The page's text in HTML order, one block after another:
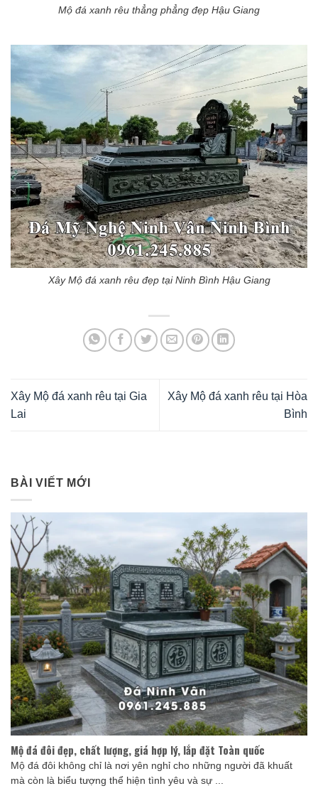
Mộ đá xanh rêu thẳng phẳng đẹp Hậu Giang
Xây Mộ đá xanh rêu đẹp tại Ninh Bình Hậu Giang
Xây Mộ đá xanh rêu tại Gia
Lai
Xây Mộ đá xanh rêu tại Hòa
Bình
BÀI VIẾT MỚI
Mộ đá đôi đẹp, chất lượng, giá hợp lý, lắp đặt Toàn quốc
Mộ đá đôi không chỉ là nơi yên nghỉ cho những người đã khuất
mà còn là biểu tượng thể hiện tình yêu và sự ...